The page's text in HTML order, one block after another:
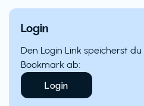
Login
Den Login Link speicherst
Bookmark ab:
Login